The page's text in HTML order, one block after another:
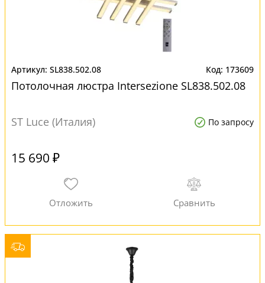
SL838.502.08 173609
Потолочная люстра Intersezione SL838.502.08
ST Luce (Италия) По запросу
15 690 ₽